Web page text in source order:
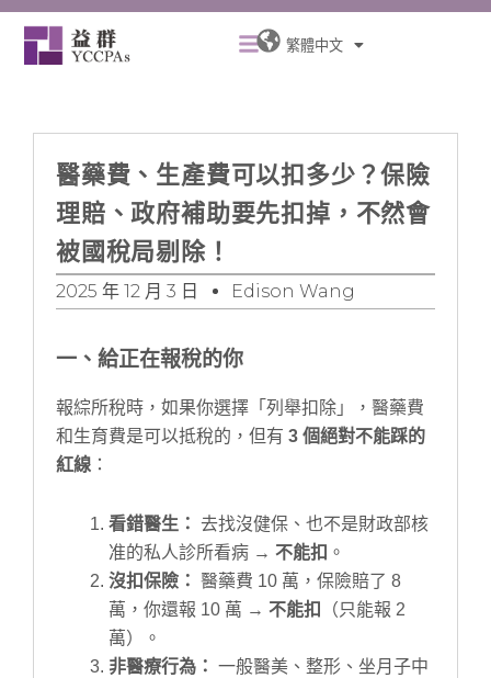
跳
Menu繁體中文
醫藥費、生產費可以扣多少？保險
理賠、政府補助要先扣掉，不然會
被國稅局剔除！
2025 年 12 月 3 日 Edison Wang
一、給正在報稅的你
報綜所稅時，如果你選擇「列舉扣除」，醫藥費
和生育費是可以抵稅的，但有 3 個絕對不能踩的
紅線 ：
看錯醫生： 去找沒健保、也不是財政部核
准的私人診所看病 → 不能扣 。
沒扣保險： 醫藥費 10 萬，保險賠了 8
萬，你還報 10 萬 → 不能扣
（只能報 2
萬）。
非醫療行為： 一般醫美、整形、坐月子中